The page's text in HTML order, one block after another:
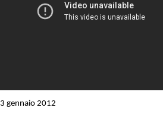
gennaio 2012